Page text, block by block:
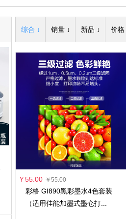
综合 ↓ 销量 ↓ 新品 ↓ 价格
￥55.00 ￥55.00
彩格 GI890黑彩墨水4色套装
（适用佳能加墨式墨仓打...